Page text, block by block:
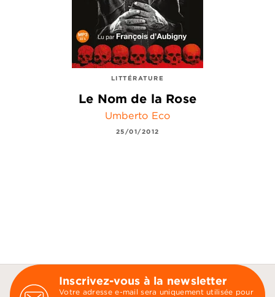
LITTÉRATURE
Le Nom de la Rose
Umberto Eco
25/01/2012
Inscrivez-vous à la newsletter
Votre adresse e-mail sera uniquement utilisée pour